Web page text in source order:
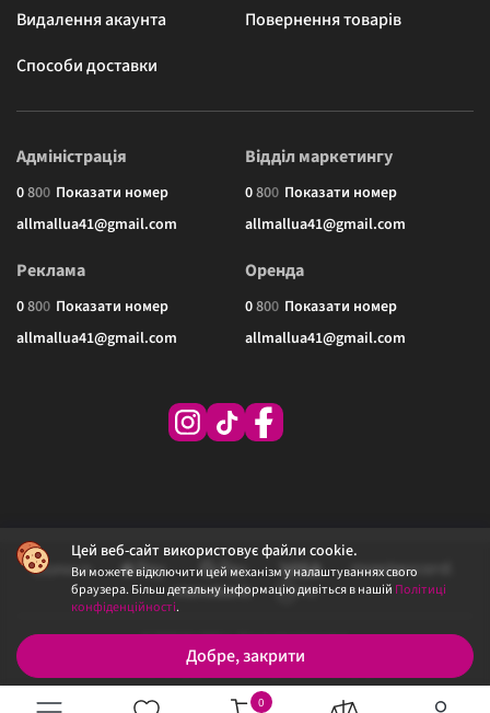
0
Цей веб-сайт використовує файли cookie.
Ви можете відключити цей механізм у налаштуваннях свого
браузера. Більш детальну інформацію дивіться в нашій Політиці
конфіденційності.
Добре, закрити
Видалення акаунта
Повернення товарів
Способи доставки
Адміністрація
0800 Показати номер
allmallua41@gmail.com
Відділ маркетингу
0800 Показати номер
allmallua41@gmail.com
Реклама
0800 Показати номер
allmallua41@gmail.com
Оренда
0800 Показати номер
allmallua41@gmail.com
© 2026 ALLMALL. Всі права захищені.
Політика конфіденційності